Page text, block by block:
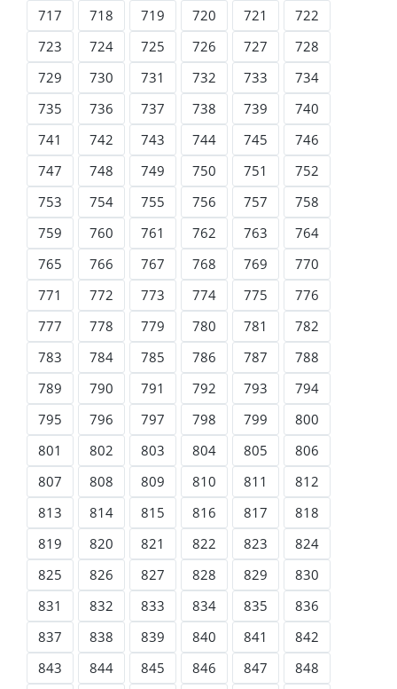
717
718 719 720 721
722
723
724 725 726 727
728
729
730 731 732 733
734
735
736 737 738 739
740
741
742 743 744 745
746
747
748 749 750 751
752
753
754 755 756 757
758
759
760 761 762 763
764
765
766 767 768 769
770
771
772 773 774 775
776
777
778 779 780 781
782
783
784 785 786 787
788
789
790 791 792 793
794
795
796 797 798 799
800
801
802 803 804 805
806
807
808 809 810 811
812
813
814 815 816 817
818
819
820 821 822 823
824
825
826 827 828 829
830
831
832 833 834 835
836
837
838 839 840 841
842
843
844 845 846 847
848